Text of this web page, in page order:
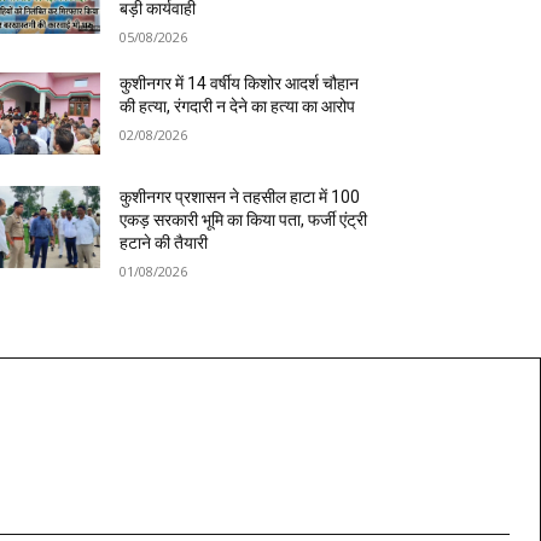
बड़ी कार्यवाही
05/08/2026
कुशीनगर में 14 वर्षीय किशोर आदर्श चौहान
की हत्या, रंगदारी न देने का हत्या का आरोप
02/08/2026
कुशीनगर प्रशासन ने तहसील हाटा में 100
एकड़ सरकारी भूमि का किया पता, फर्जी एंट्री
हटाने की तैयारी
01/08/2026